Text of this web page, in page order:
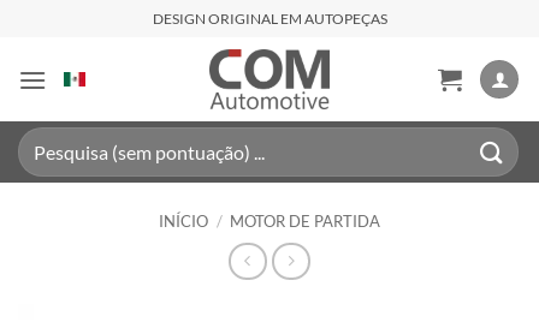
content
DESIGN ORIGINAL EM AUTOPEÇAS
Pesquisar
por:
INÍCIO / MOTOR DE PARTIDA